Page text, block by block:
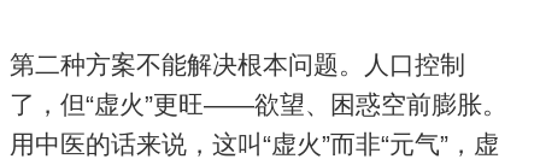
第二种方案不能解决根本问题。人口控制
了，但“虚火”更旺——欲望、困惑空前膨胀。
用中医的话来说，这叫“虚火”而非“元气”，虚